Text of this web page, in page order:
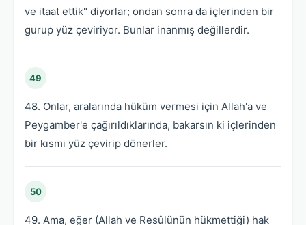
ve itaat ettik" diyorlar; ondan sonra da içlerinden bir
gurup yüz çeviriyor. Bunlar inanmış değillerdir.
49
48. Onlar, aralarında hüküm vermesi için Allah'a ve
Peygamber'e çağırıldıklarında, bakarsın ki içlerinden
bir kısmı yüz çevirip dönerler.
50
49. Ama, eğer (Allah ve Resûlünün hükmettiği) hak